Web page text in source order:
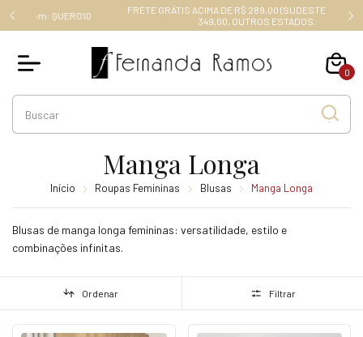
FRETE GRÁTIS ACIMA DE R$ 289,00 (SUDESTE), ACIMA DE R$
349,00, OUTROS ESTADOS.
0
Manga Longa
Início Roupas Femininas Blusas Manga Longa
Blusas de manga longa femininas: versatilidade, estilo e
combinações infinitas.
Ordenar Filtrar